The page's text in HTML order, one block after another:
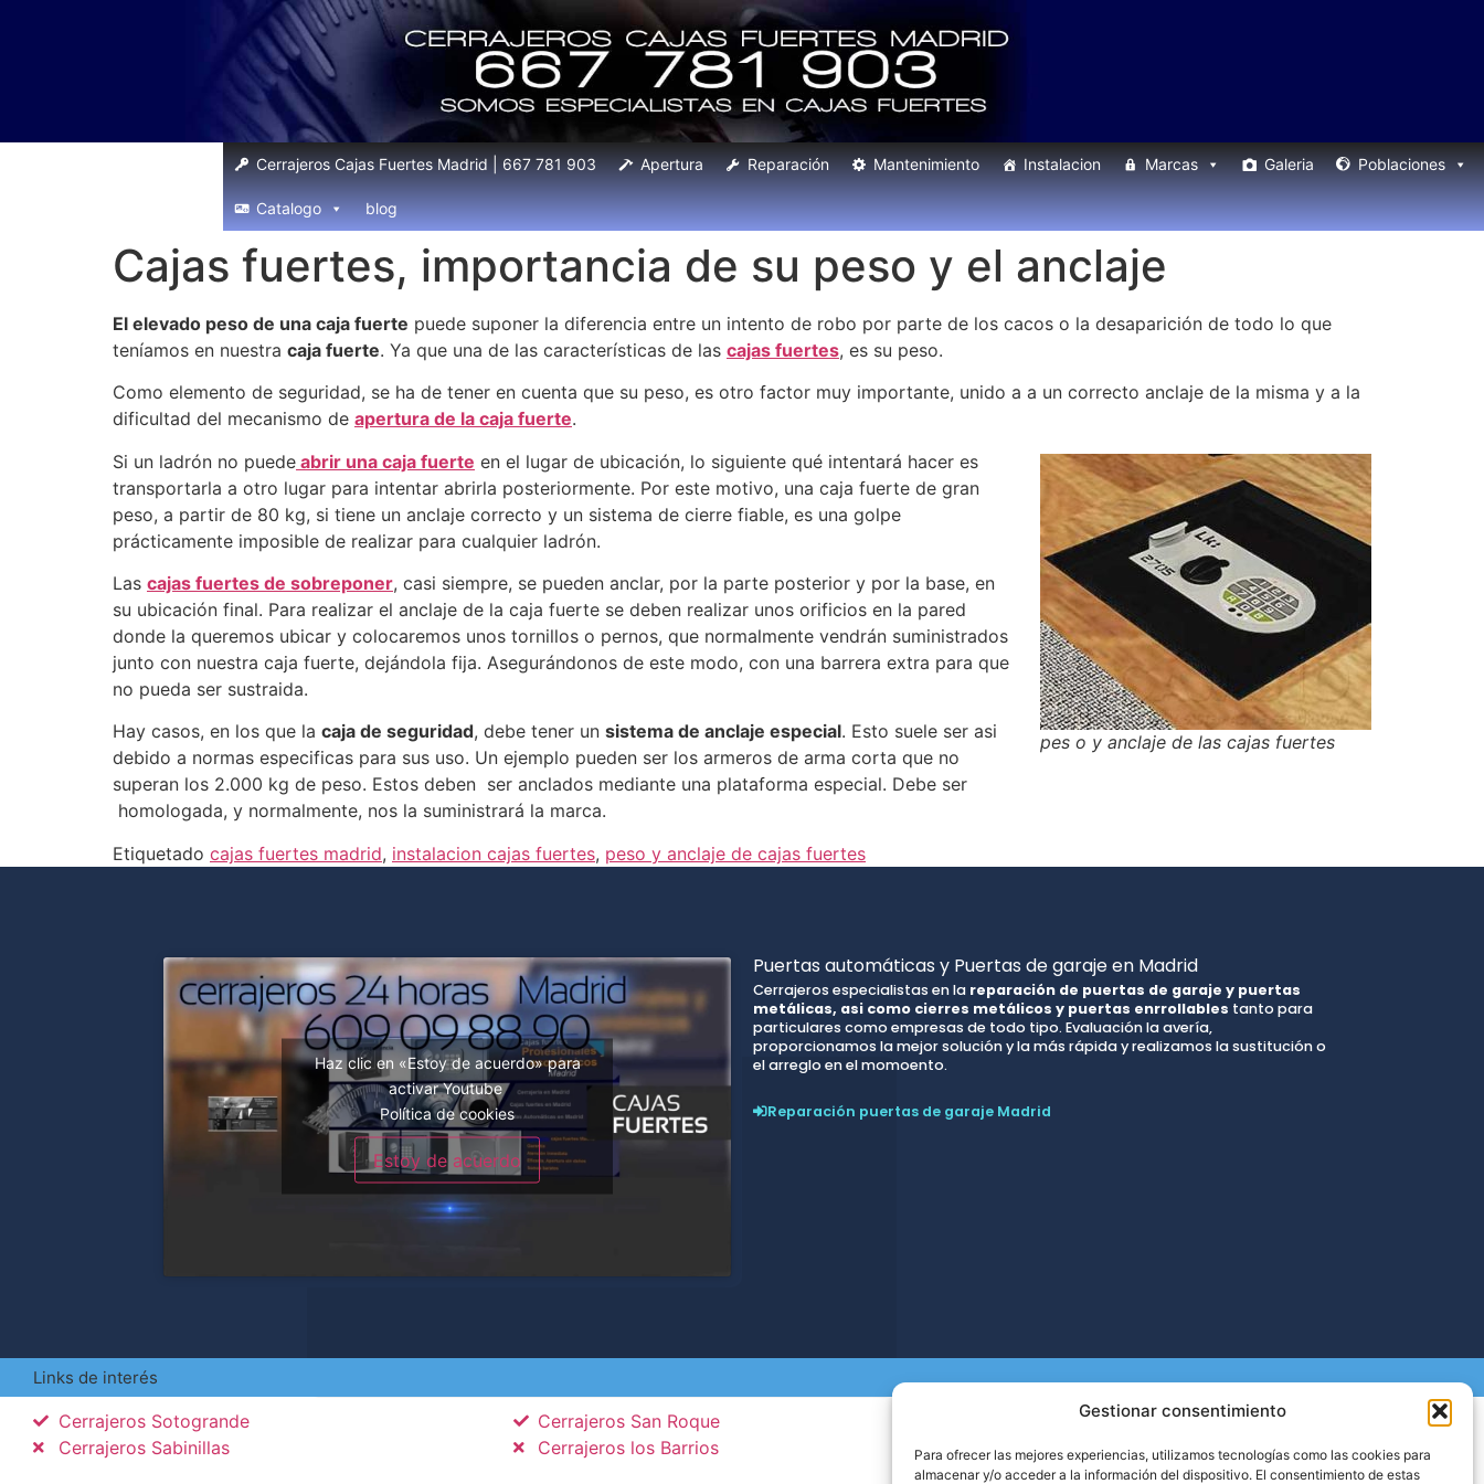
Gestionar consentimiento
Para ofrecer las mejores experiencias, utilizamos tecnologías como las cookies para
almacenar y/o acceder a la información del dispositivo. El consentimiento de estas
Cerrajeros Cajas Fuertes Madrid | 667 781 903 Apertura Reparación Mantenimiento Instalacion Marcas Galeria Poblaciones
Catalogo blog
Cajas fuertes, importancia de su peso y el anclaje
El elevado peso de una caja fuerte puede suponer la diferencia entre un intento de robo por parte de los cacos o la desaparición de todo lo que
teníamos en nuestra caja fuerte. Ya que una de las características de las cajas fuertes, es su peso.
Como elemento de seguridad, se ha de tener en cuenta que su peso, es otro factor muy importante, unido a a un correcto anclaje de la misma y a la
dificultad del mecanismo de apertura de la caja fuerte.
pes o y anclaje de las cajas fuertes
Si un ladrón no puede abrir una caja fuerte en el lugar de ubicación, lo siguiente qué intentará hacer es
transportarla a otro lugar para intentar abrirla posteriormente. Por este motivo, una caja fuerte de gran
peso, a partir de 80 kg, si tiene un anclaje correcto y un sistema de cierre fiable, es una golpe
prácticamente imposible de realizar para cualquier ladrón.
Las cajas fuertes de sobreponer, casi siempre, se pueden anclar, por la parte posterior y por la base, en
su ubicación final. Para realizar el anclaje de la caja fuerte se deben realizar unos orificios en la pared
donde la queremos ubicar y colocaremos unos tornillos o pernos, que normalmente vendrán suministrados
junto con nuestra caja fuerte, dejándola fija. Asegurándonos de este modo, con una barrera extra para que
no pueda ser sustraida.
Hay casos, en los que la caja de seguridad, debe tener un sistema de anclaje especial. Esto suele ser asi
debido a normas especificas para sus uso. Un ejemplo pueden ser los armeros de arma corta que no
superan los 2.000 kg de peso. Estos deben ser anclados mediante una plataforma especial. Debe ser
homologada, y normalmente, nos la suministrará la marca.
Etiquetado cajas fuertes madrid, instalacion cajas fuertes, peso y anclaje de cajas fuertes
Haz clic en «Estoy de acuerdo» para
activar Youtube
Política de cookies
Estoy de acuerdo
Puertas automáticas y Puertas de garaje en Madrid
Cerrajeros especialistas en la reparación de puertas de garaje y puertas
metálicas, asi como cierres metálicos y puertas enrrollables tanto para
particulares como empresas de todo tipo. Evaluación la avería,
proporcionamos la mejor solución y la más rápida y realizamos la sustitución o
el arreglo en el momoento.
Reparación puertas de garaje Madrid
Links de interés
Cerrajeros Sotogrande
Cerrajeros Sabinillas
Cerrajeros San Roque
Cerrajeros los Barrios
Cerrajeros Algeciras
Cerrajeros la Linea
Cerrajeros Tarifa